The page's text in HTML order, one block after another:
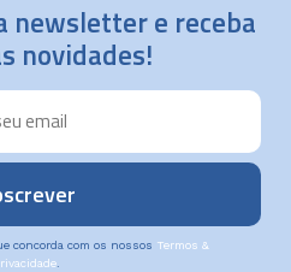
newsletter e receba
novidades!
concorda com os nossos Termos &
.